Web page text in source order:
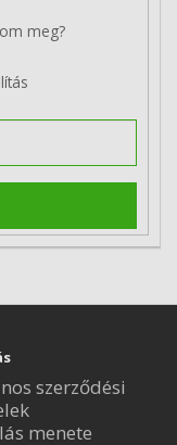
meg?
szerződési
menete